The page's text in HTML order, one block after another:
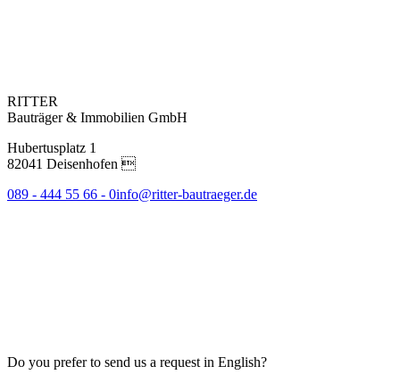
RITTER
Bauträger & Immobilien GmbH
Hubertusplatz 1
82041 Deisenhofen 
089 - 444 55 66 - 0info@ritter-bautraeger.de
Do you prefer to send us a request in English?